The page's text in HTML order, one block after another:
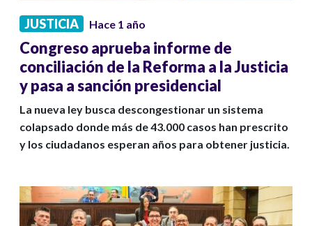
JUSTICIA Hace 1 año
Congreso aprueba informe de
conciliación de la Reforma a la Justicia
y pasa a sanción presidencial
La nueva ley busca descongestionar un sistema
colapsado donde más de 43.000 casos han prescrito
y los ciudadanos esperan años para obtener justicia.